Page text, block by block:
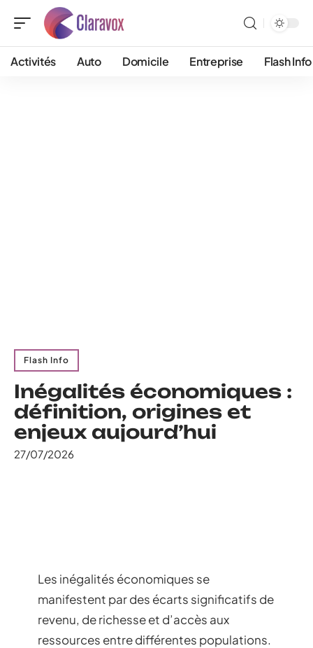
Activités Auto Domicile Entreprise Flash Info
Flash Info
Inégalités économiques :
définition, origines et
enjeux aujourd’hui
27/07/2026
Les inégalités économiques se
manifestent par des écarts significatifs de
revenu, de richesse et d’accès aux
ressources entre différentes populations.